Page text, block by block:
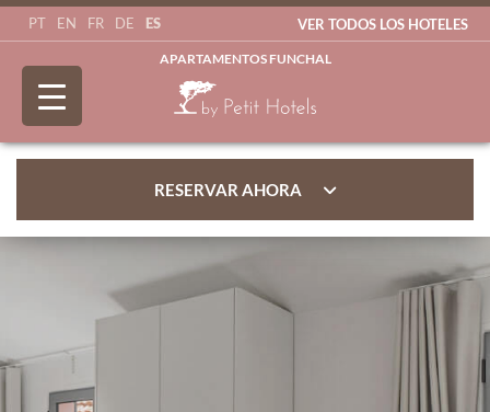
PT EN FR DE ES VER TODOS LOS HOTELES
APARTAMENTOS FUNCHAL
RESERVAR AHORA